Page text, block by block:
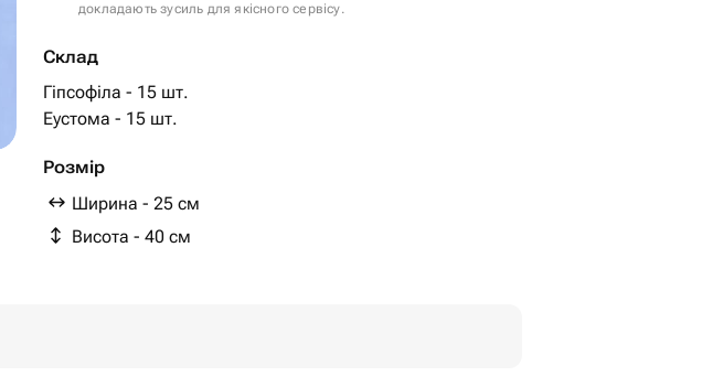
докладають зусиль для якісного сервісу.
Склад
Гіпсофіла - 15 шт.
Еустома - 15 шт.
Розмір
Ширина - 25 см
Висота - 40 см